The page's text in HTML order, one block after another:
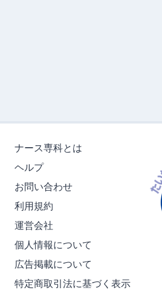
ナース専科とは
ヘルプ
お問い合わせ
利用規約
運営会社
個人情報について
広告掲載について
特定商取引法に基づく表示